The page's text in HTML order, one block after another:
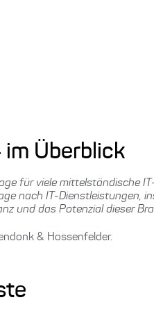
Überblick
für viele mittelständische
nach IT-Dienstleistungen,
und das Potenzial dieser
& Hossenfelder.